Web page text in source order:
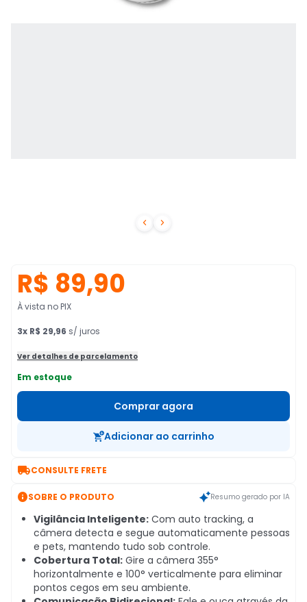
 
R$ 89,90
À vista no PIX
3x R$ 29,96 s/ juros
Ver detalhes de parcelamento
Em estoque
Comprar agora
Adicionar ao carrinho
CONSULTE FRETE
SOBRE O PRODUTO Resumo gerado por IA
Vigilância Inteligente: Com auto tracking, a
câmera detecta e segue automaticamente pessoas
e pets, mantendo tudo sob controle.
Cobertura Total: Gire a câmera 355°
horizontalmente e 100° verticalmente para eliminar
pontos cegos em seu ambiente.